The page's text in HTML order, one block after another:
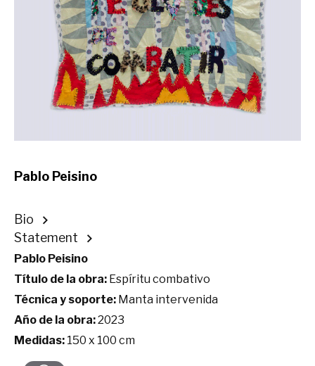
Pablo Peisino
Bio
Statement
Pablo Peisino
Título de la obra: Espíritu combativo
Técnica y soporte: Manta intervenida
Año de la obra:2023
Medidas: 150 x 100 cm